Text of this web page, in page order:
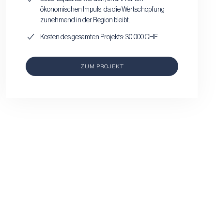
ökonomischen Impuls, da die Wertschöpfung
zunehmend in der Region bleibt.
Kosten des gesamten Projekts: 30'000 CHF
ZUM PROJEKT